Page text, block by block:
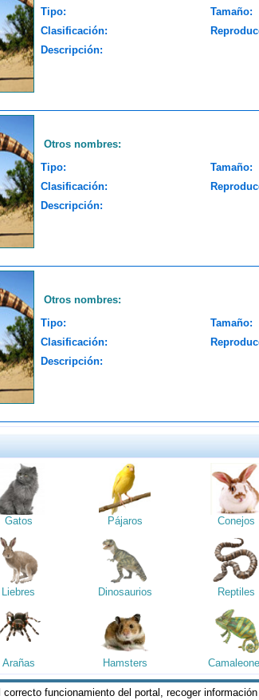
funcionamiento del portal, recoger
Tipo:
Tamaño:
Clasificación:
Descripción:
Otros nombres:
Tipo:
Tamaño:
Clasificación:
Descripción:
Otros nombres:
Tipo:
Tamaño:
Clasificación:
Descripción:
Gatos Pájaros Conejos
Liebres Dinosaurios Reptiles
Arañas Hamsters
derechos reservados || Al visitar estas páginas,